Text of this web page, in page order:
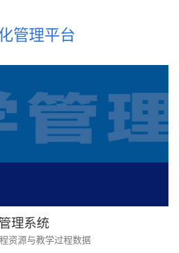
管理平台
理系统
资源与教学过程数据